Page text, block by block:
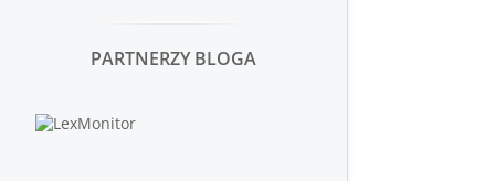
PARTNERZY BLOGA